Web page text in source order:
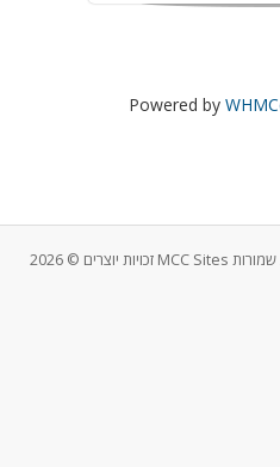
Powered by